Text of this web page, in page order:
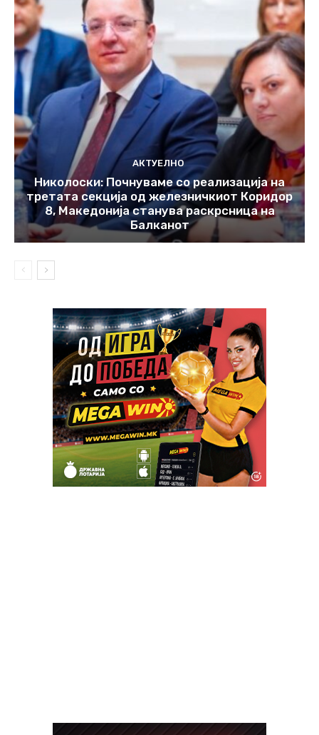
АКТУЕЛНО
Николоски: Почнуваме со реализација на
третата секција од железничкиот Коридор
8, Македонија станува раскрсница на
Балканот